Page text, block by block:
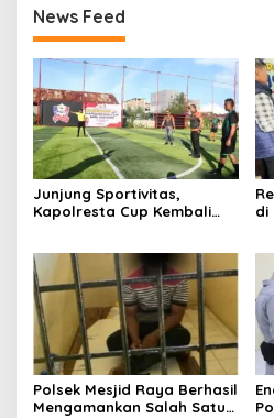
News Feed
Junjung Sportivitas,
Kapolresta Cup Kembali
di
Polsek Mesjid Raya Berhasil
Mengamankan Salah Satu